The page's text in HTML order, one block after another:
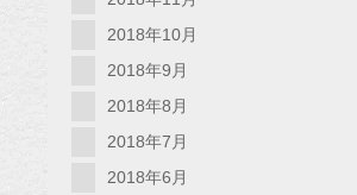
2018年10月
2018年9月
2018年8月
2018年7月
2018年6月